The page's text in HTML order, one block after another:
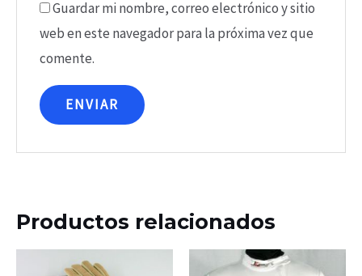
Guardar mi nombre, correo electrónico y sitio
web en este navegador para la próxima vez que
comente.
Productos relacionados